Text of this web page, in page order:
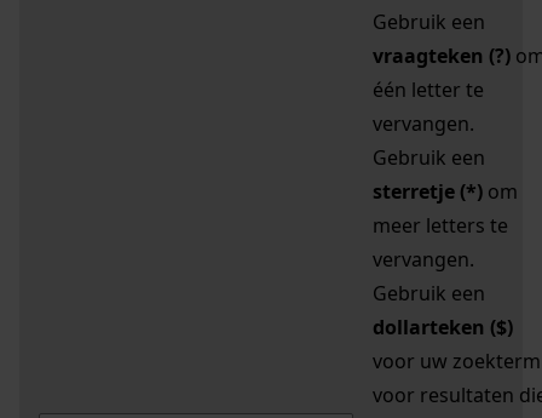
Gebruik een
vraagteken (?)
één letter te
vervangen.
Gebruik een
sterretje (*) om
meer letters te
vervangen.
Gebruik een
dollarteken ($)
voor uw zoekterm
voor resultaten